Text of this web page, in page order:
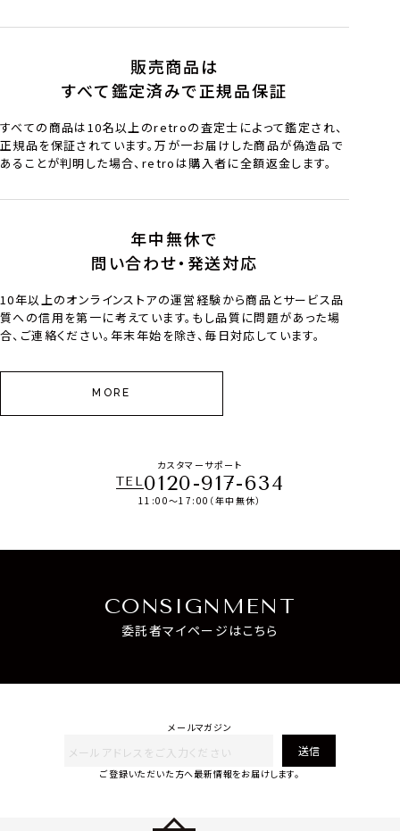
販売商品は
すべて鑑定済みで正規品保証
すべての商品は10名以上のretroの査定士によって鑑定され、
正規品を保証されています。万が一お届けした商品が偽造品で
あることが判明した場合、retroは購入者に全額返金します。
年中無休で
問い合わせ・発送対応
10年以上のオンラインストアの運営経験から商品とサービス品
質への信用を第一に考えています。もし品質に問題があった場
合、ご連絡ください。年末年始を除き、毎日対応しています。
MORE
カスタマーサポート
TEL0120-917-634
11:00～17:00（年中無休）
CONSIGNMENT
委託者マイページはこちら
メールマガジン
送信
ご登録いただいた方へ最新情報をお届けします。